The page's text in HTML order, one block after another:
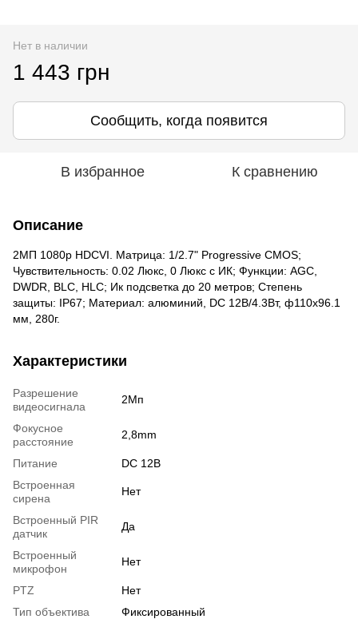
Нет в наличии
1 443 грн
Сообщить, когда появится
В избранное К сравнению
Описание
2МП 1080p HDCVI. Матрица: 1/2.7" Progressive CMOS;
Чувствительность: 0.02 Люкс, 0 Люкс с ИК; Функции: AGC,
DWDR, BLC, HLC; Ик подсветка до 20 метров; Степень
защиты: IP67; Материал: алюминий, DC 12В/4.3Вт, ф110x96.1
мм, 280г.
Характеристики
Разрешение
видеосигнала
2Мп
Фокусное
расстояние
2,8mm
Питание
DC 12В
Встроенная
сирена
Нет
Встроенный PIR
датчик
Да
Встроенный
микрофон
Нет
PTZ
Нет
Тип объектива
Фиксированный